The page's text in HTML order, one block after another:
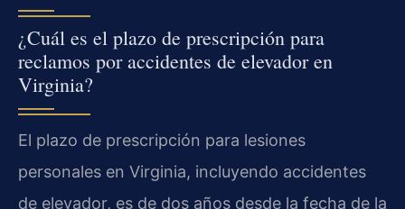
¿Cuál es el plazo de prescripción para
reclamos por accidentes de elevador en
Virginia?
El plazo de prescripción para lesiones
personales en Virginia, incluyendo accidentes
de elevador, es de dos años desde la fecha de la